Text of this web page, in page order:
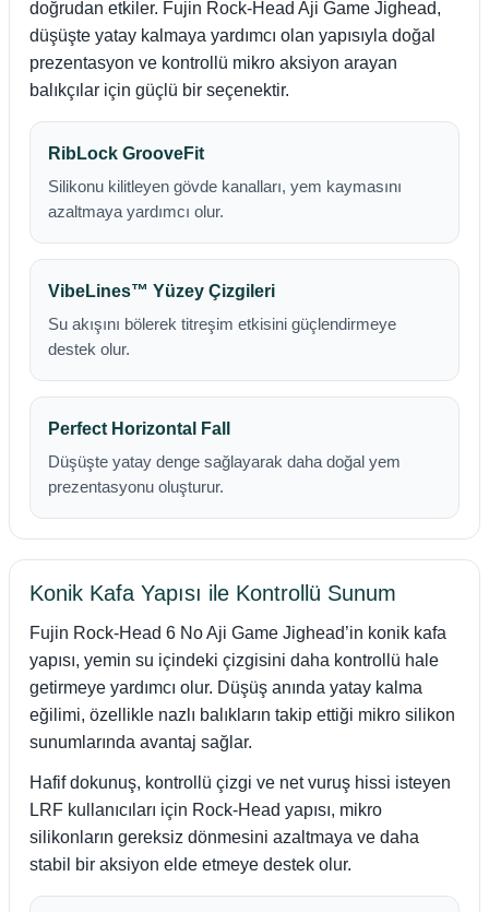
doğrudan etkiler. Fujin Rock-Head Aji Game Jighead,
düşüşte yatay kalmaya yardımcı olan yapısıyla doğal
prezentasyon ve kontrollü mikro aksiyon arayan
balıkçılar için güçlü bir seçenektir.
RibLock GrooveFit
Silikonu kilitleyen gövde kanalları, yem kaymasını
azaltmaya yardımcı olur.
VibeLines™ Yüzey Çizgileri
Su akışını bölerek titreşim etkisini güçlendirmeye
destek olur.
Perfect Horizontal Fall
Düşüşte yatay denge sağlayarak daha doğal yem
prezentasyonu oluşturur.
Konik Kafa Yapısı ile Kontrollü Sunum
Fujin Rock-Head 6 No Aji Game Jighead’in konik kafa
yapısı, yemin su içindeki çizgisini daha kontrollü hale
getirmeye yardımcı olur. Düşüş anında yatay kalma
eğilimi, özellikle nazlı balıkların takip ettiği mikro silikon
sunumlarında avantaj sağlar.
Hafif dokunuş, kontrollü çizgi ve net vuruş hissi isteyen
LRF kullanıcıları için Rock-Head yapısı, mikro
silikonların gereksiz dönmesini azaltmaya ve daha
stabil bir aksiyon elde etmeye destek olur.